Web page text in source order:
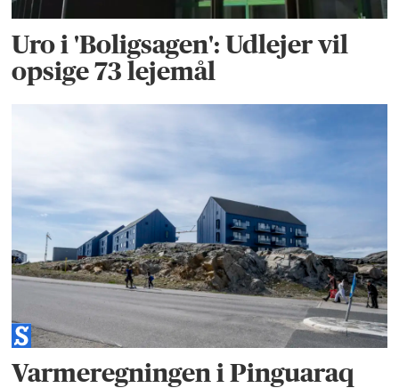
Uro i 'Boligsagen': Udlejer vil
opsige 73 lejemål
Varmeregningen i Pinguaraq